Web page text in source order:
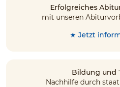
Erfolgreiches
mit unseren
★ Jetzt
Bildung und
Nachhilfe durch